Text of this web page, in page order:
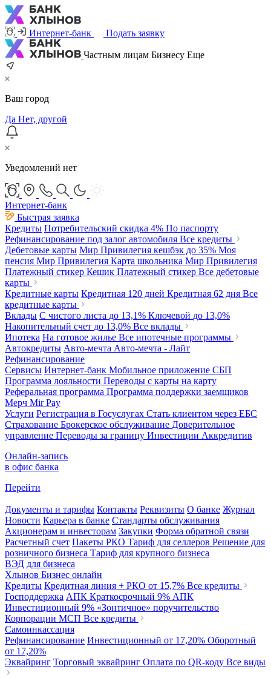
Интернет-банк Подать заявку
Частным лицам Бизнесу Еще
Ваш город
Да Нет, другой
Уведомлений нет
Интернет-банк
Быстрая заявка
Кредиты Потребительский скидка 4% По паспорту
Рефинансирование под залог автомобиля Все кредиты
Дебетовые карты Мир Привилегия кешбэк до 35% Моя
пенсия Мир Привилегия Карта школьника Мир Привилегия
Платежный стикер Кешик Платежный стикер Все дебетовые
карты
Кредитные карты Кредитная 120 дней Кредитная 62 дня Все
кредитные карты
Вклады С чистого листа до 13,1% Ключевой до 13,0%
Накопительный счет до 13,0% Все вклады
Ипотека На готовое жилье Все ипотечные программы
Автокредиты Авто-мечта Авто-мечта - Лайт
Рефинансирование
Сервисы Интернет-банк Мобильное приложение СБП
Программа лояльности Переводы с карты на карту
Реферальная программа Программа поддержки заемщиков
Мерч Mir Pay
Услуги Регистрация в Госуслугах Стать клиентом через ЕБС
Страхование Брокерское обслуживание Доверительное
управление Переводы за границу Инвестиции Аккредитив
Онлайн-запись
в офис банка
Перейти
Документы и тарифы Контакты Реквизиты О банке Журнал
Новости Карьера в банке Стандарты обслуживания
Акционерам и инвесторам Закупки Форма обратной связи
Расчетный счет Пакеты РКО Тариф для селлеров Решение для
розничного бизнеса Тариф для крупного бизнеса
ВЭД для бизнеса
Хлынов Бизнес онлайн
Кредиты Кредитная линия + РКО от 15,7% Все кредиты
Господдержка АПК Краткосрочный 9% АПК
Инвестиционный 9% «Зонтичное» поручительство
Корпорации МСП Все кредиты
Самоинкассация
Рефинансирование Инвестиционный от 17,20% Оборотный
от 17,20%
Эквайринг Торговый эквайринг Оплата по QR-коду Все виды